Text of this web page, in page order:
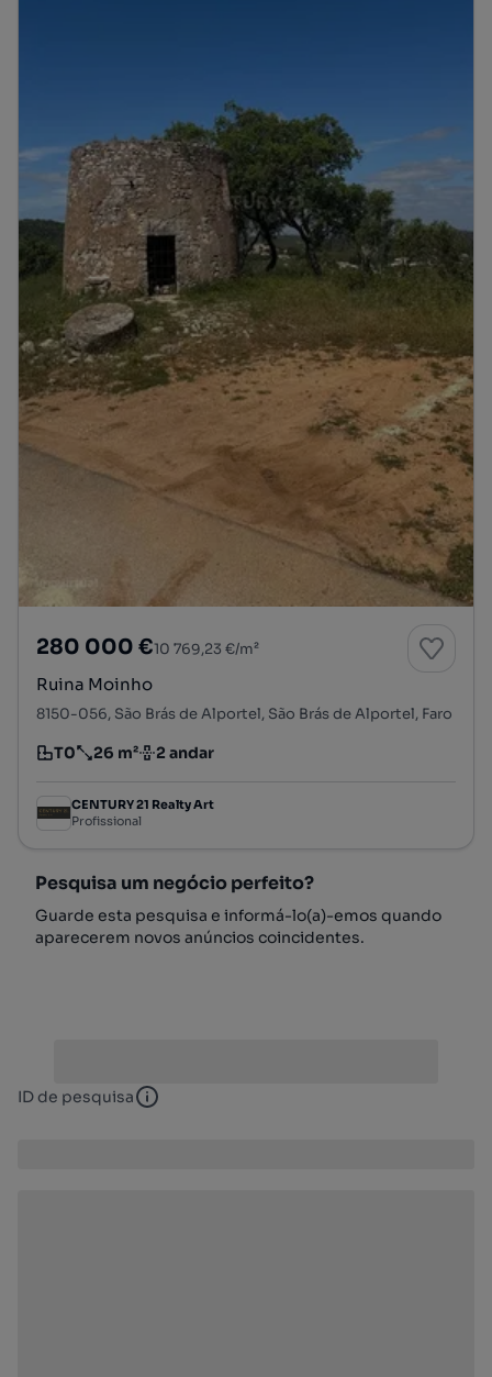
280 000 €10 769,23 €/m²
Ruina Moinho
8150-056, São Brás de Alportel, São Brás de Alportel, Faro
Tipologia
T0
Preço por metro quadrado
26 m²
Andar 2 andar
CENTURY 21 Realty Art
Profissional
Pesquisa um negócio perfeito?
Guarde esta pesquisa e informá-lo(a)-emos quando
aparecerem novos anúncios coincidentes.
ID de pesquisa ID de pesquisa